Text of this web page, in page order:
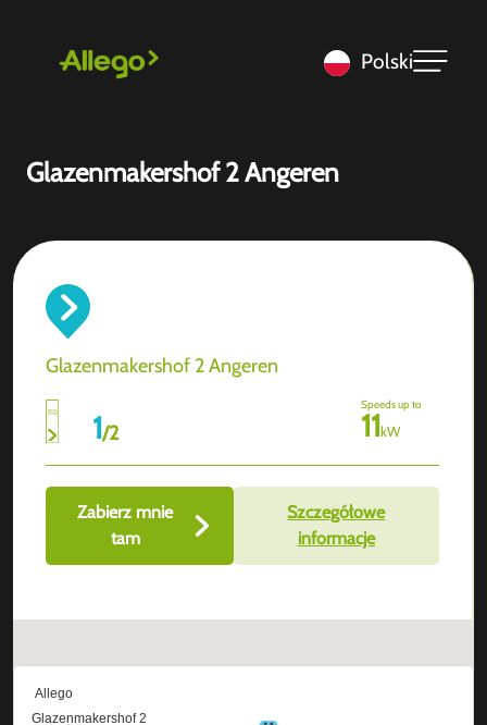
Polski
Glazenmakershof 2 Angeren
Glazenmakershof 2 Angeren
1/2
Speeds up to
11kW
Zabierz mnie
tam
Szczegółowe
informacje